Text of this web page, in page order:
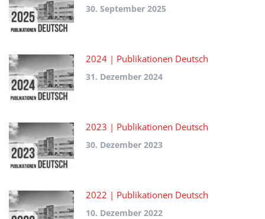
30. September 2025
2024 | Publikationen Deutsch
31. Dezember 2024
2023 | Publikationen Deutsch
30. Dezember 2023
2022 | Publikationen Deutsch
10. Dezember 2022